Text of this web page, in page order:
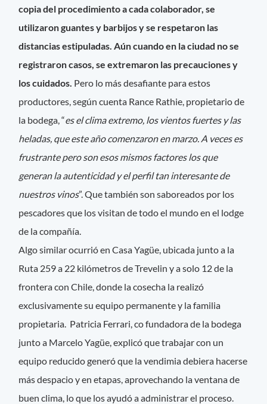
copia del procedimiento a cada colaborador, se
utilizaron guantes y barbijos y se respetaron las
distancias estipuladas. Aún cuando en la ciudad no se
registraron casos, se extremaron las precauciones y
los cuidados. Pero lo más desafiante para estos
productores, según cuenta Rance Rathie, propietario de
la bodega, “es el clima extremo, los vientos fuertes y las
heladas, que este año comenzaron en marzo. A veces es
frustrante pero son esos mismos factores los que
generan la autenticidad y el perfil tan interesante de
nuestros vinos”. Que también son saboreados por los
pescadores que los visitan de todo el mundo en el lodge
de la compañía.
Algo similar ocurrió en Casa Yagüe, ubicada junto a la
Ruta 259 a 22 kilómetros de Trevelin y a solo 12 de la
frontera con Chile, donde la cosecha la realizó
exclusivamente su equipo permanente y la familia
propietaria. Patricia Ferrari, co fundadora de la bodega
junto a Marcelo Yagüe, explicó que trabajar con un
equipo reducido generó que la vendimia debiera hacerse
más despacio y en etapas, aprovechando la ventana de
buen clima, lo que los ayudó a administrar el proceso.